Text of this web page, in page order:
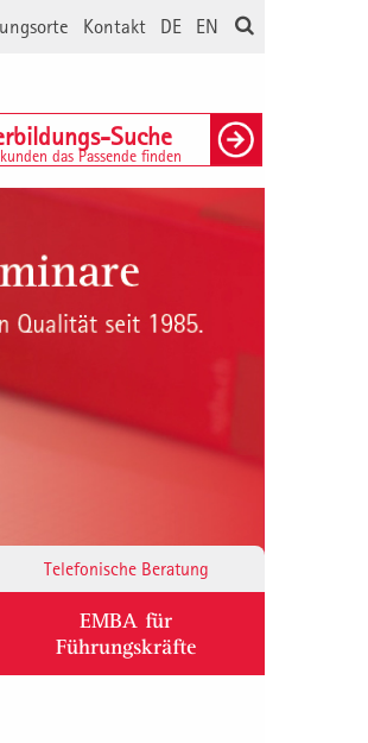
EN
DE
Kontakt
Suche
das Passende finden
Telefonische Beratung
EMBA für
Führungskräfte